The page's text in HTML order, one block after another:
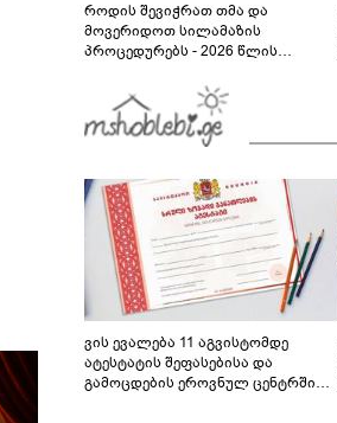
როდის შევიჭრათ თმა და
მოვერიდოთ სილამაზის
პროცედურებს - 2026 წლის
გზამკვლევი
ვის ევალება 11 აგვისტომდე
ატესტატის შეფასებისა და
გამოცდების ეროვნულ ცენტრში